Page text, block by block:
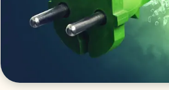
Verduurzamen bedrijventerrein
Klimaattransitie op wijkniveau